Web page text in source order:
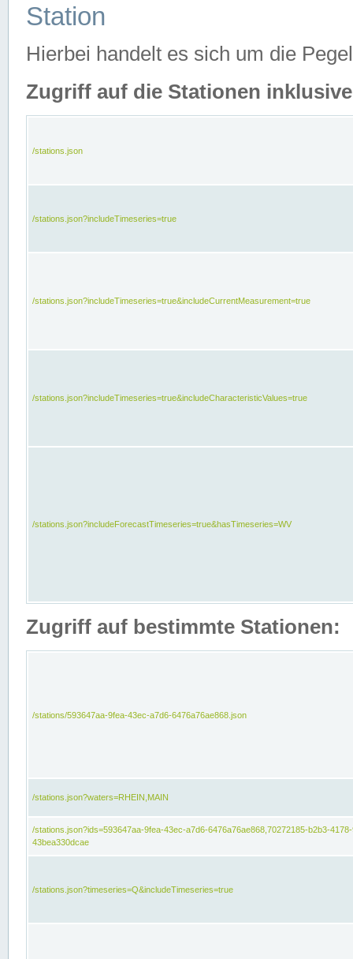
Station
Hierbei handelt es sich um die
Zugriff auf die Stationen
/stations.json
/stations.json?includeTimeseries=true
/stations.json?includeTimeseries=true&includeCurrentMeasurement=true
/stations.json?includeTimeseries=true&includeCharacteristicValues=true
/stations.json?includeForecastTimeseries=true&hasTimeseries=WV
Zugriff auf bestimmte Stationen:
/stations/593647aa-9fea-43ec-a7d6-6476a76ae868.json
/stations.json?waters=RHEIN,MAIN
/stations.json?ids=593647aa-9fea-43ec-a7d6-6476a76ae868,70272185-b2b3-
43bea330dcae
/stations.json?timeseries=Q&includeTimeseries=true